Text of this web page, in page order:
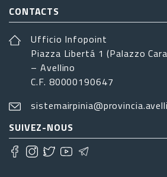
CONTACTS
Ufficio Infopoint
Piazza Libertá 1 (Palazzo
– Avellino
C.F. 80000190647
SUIVEZ-NOUS